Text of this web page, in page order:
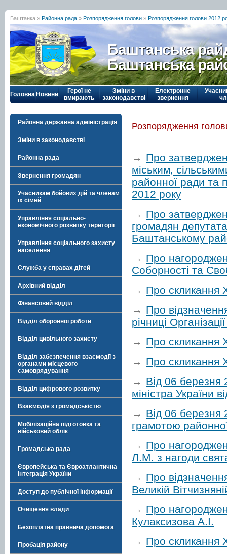
Баштанка » Районна рада » Розпорядження голови » Розпорядження голови 2012
Баштанська
Баштанська
Головна Новини
Герої не
вмирають
Зміни в
законодавстві
Електронне
звернення
Районна державна адміністрація
Зміни в законодавстві
Районна рада
Звернення громадян
Учасникам бойових дій та членам
їх сімей
Управління соціально-
економічного розвитку території
Управління соціального захисту
населення
Служба у справах дітей
Архівний відділ
Фінансовий відділ
Відділ оборонної роботи
Відділ цивільного захисту
Відділ забезпечення взаємодії з
органами місцевого
самоврядування
Відділ цифрового розвитку
Взаємодія з громадськістю
Мобілізаційна підготовка та
військовий облік
Громадська рада
Європейська та Євроатлантична
інтеграція України
Доступ до публічної інформації
Очищення влади
Безоплатна правнича допомога
Пробація району
Розпорядження
→ Про
міським,
районної ради та
2012 року
→ Про
громадян
Баштанському
→ Про
Соборності та
→ Про скликання
→ Про
річниці
→ Про скликання
→ Про скликання
→ Від 06
міністра України
→ Від 06
грамотою
→ Про
Л.М. з нагоди
→ Про
Великій
→ Про
Кулаксизова А.І.
→ Про скликання